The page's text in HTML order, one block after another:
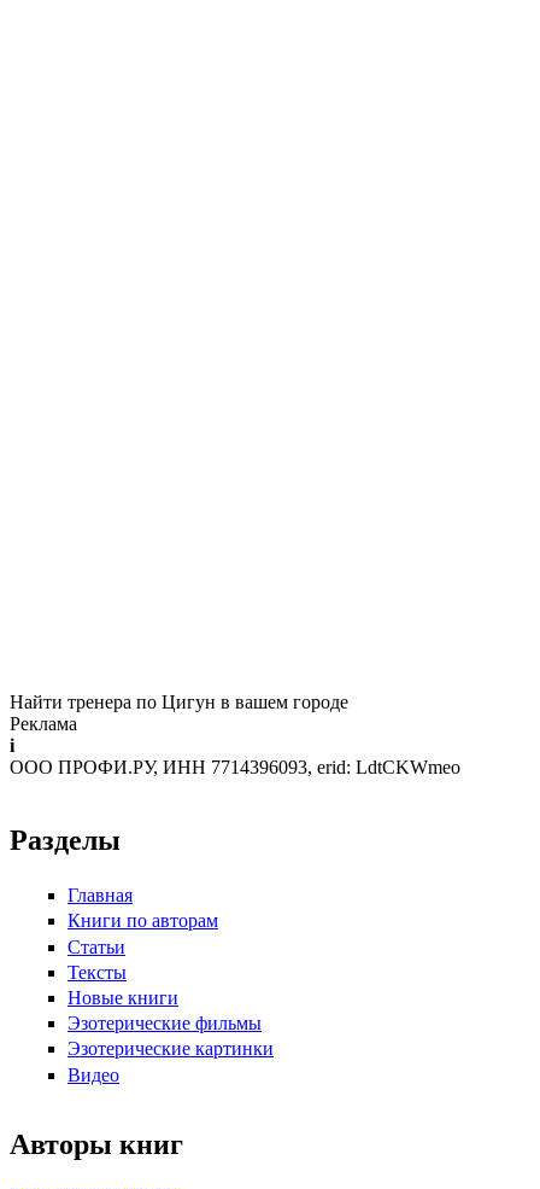
Найти тренера по Цигун в вашем городе
Реклама
i
ООО ПРОФИ.РУ, ИНН 7714396093, erid: LdtCKWmeo
Разделы
Главная
Книги по авторам
Статьи
Тексты
Новые книги
Эзотерические фильмы
Эзотерические картинки
Видео
Авторы книг